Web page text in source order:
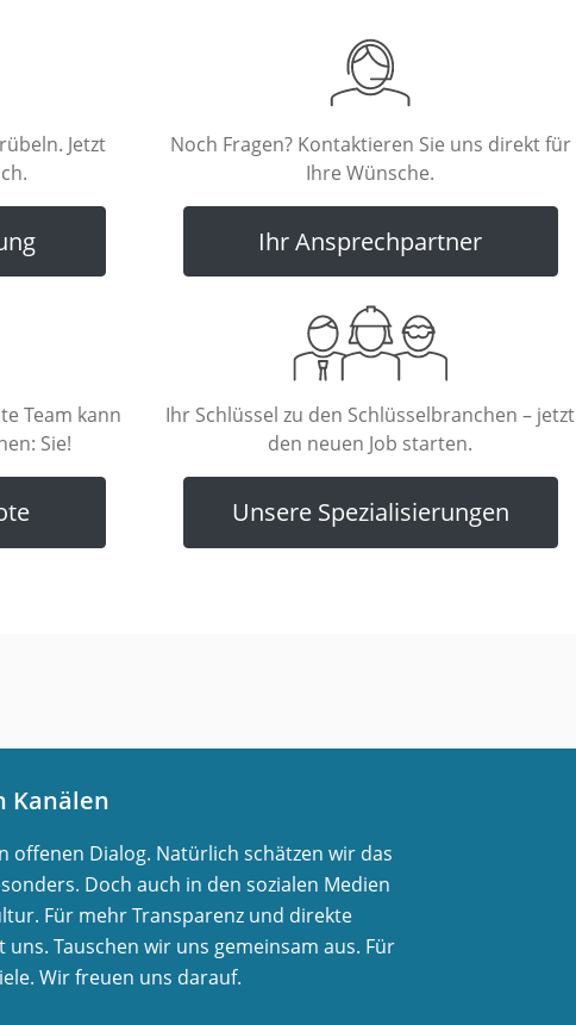
Jetzt
Noch Fragen? Kontaktieren Sie uns direkt für
Ihre Wünsche.
Ihr Ansprechpartner
Team kann
Sie!
Ihr Schlüssel zu den Schlüsselbranchen – jetzt
den neuen Job starten.
Unsere Spezialisierungen
Kanälen
offenen Dialog. Natürlich schätzen wir das
Doch auch in den sozialen Medien
Für mehr Transparenz und direkte
Tauschen wir uns gemeinsam aus. Für
Wir freuen uns darauf.